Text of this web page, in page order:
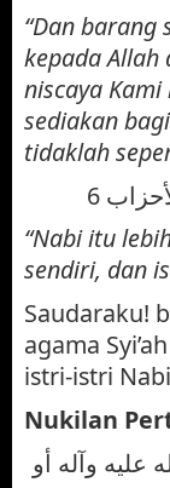
“Dan
kepada Allah
niscaya
sediakan
tidaklah
6
“Nabi itu
sendiri, dan
Saudaraku!
agama
istri-istri Nabi
Nukilan
عليه وآله أو